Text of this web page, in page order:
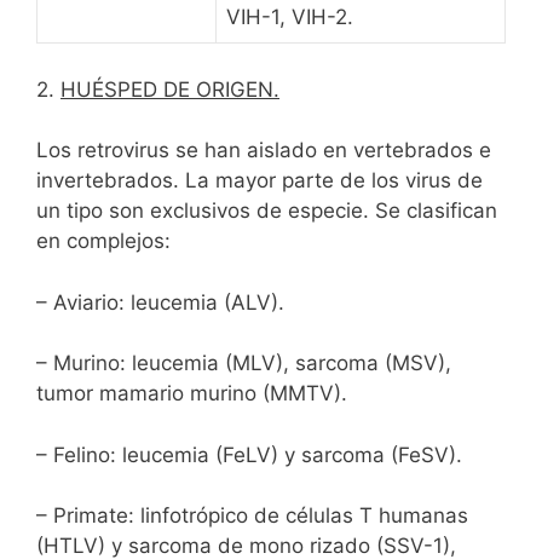
VIH-1, VIH-2.
2. HUÉSPED DE ORIGEN.
Los retrovirus se han aislado en vertebrados e
invertebrados. La mayor parte de los virus de
un tipo son exclusivos de especie. Se clasifican
en complejos:
– Aviario: leucemia (ALV).
– Murino: leucemia (MLV), sarcoma (MSV),
tumor mamario murino (MMTV).
– Felino: leucemia (FeLV) y sarcoma (FeSV).
– Primate: linfotrópico de células T humanas
(HTLV) y sarcoma de mono rizado (SSV-1),